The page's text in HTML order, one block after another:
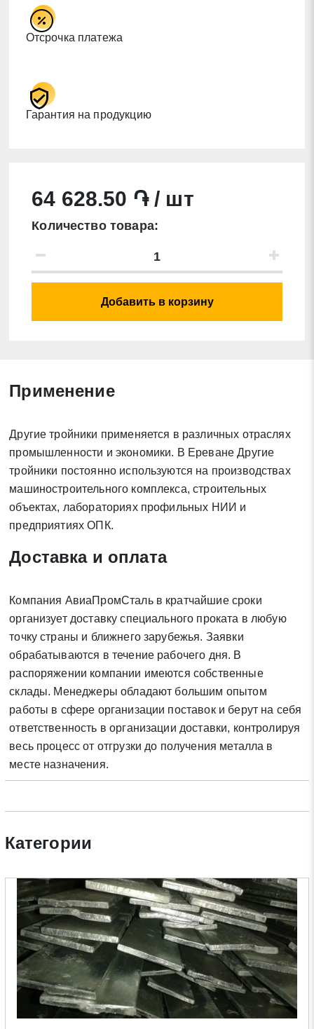
Поиск
Отсрочка платежа
Гарантия на продукцию
64 628.50 ֏ / шт
Количество товара:
Добавить в корзину
Применение
Другие тройники применяется в различных отраслях
промышленности и экономики. В Ереване Другие
тройники постоянно используются на производствах
машиностроительного комплекса, строительных
объектах, лабораториях профильных НИИ и
предприятиях ОПК.
Доставка и оплата
Компания АвиаПромСталь в кратчайшие сроки
организует доставку специального проката в любую
точку страны и ближнего зарубежья. Заявки
обрабатываются в течение рабочего дня. В
распоряжении компании имеются собственные
склады. Менеджеры обладают большим опытом
работы в сфере организации поставок и берут на себя
ответственность в организации доставки, контролируя
весь процесс от отгрузки до получения металла в
месте назначения.
Категории
* - обязательные поля для заполнения
Отправить заявку
Нажимая на кнопку «Отправить заявку» Вы даете согласие
на обработку своих персональных данных в соответствии со
статьей 9 Федерального закона от 27 июля 2006 г. N 152-ФЗ
информационную рассылку по средством e-mail или СМС